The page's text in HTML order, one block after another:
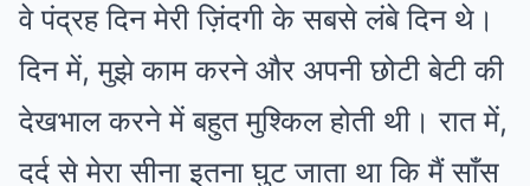
वे पंद्रह दिन मेरी ज़िंदगी के सबसे लंबे दिन थे।
दिन में, मुझे काम करने और अपनी छोटी बेटी की
देखभाल करने में बहुत मुश्किल होती थी। रात में,
दर्द से मेरा सीना इतना घुट जाता था कि मैं साँस